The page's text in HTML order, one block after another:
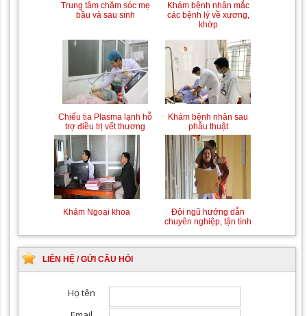
Trung tâm chăm sóc mẹ
bầu và sau sinh
Khám bệnh nhân mắc
các bệnh lý về xương,
khớp
Chiếu tia Plasma lạnh hỗ
trợ điều trị vết thương
Khám bệnh nhân sau
phẫu thuật
Khám Ngoại khoa
Đội ngũ hướng dẫn
chuyên nghiệp, tận tình
LIÊN HỆ / GỬI CÂU HỎI